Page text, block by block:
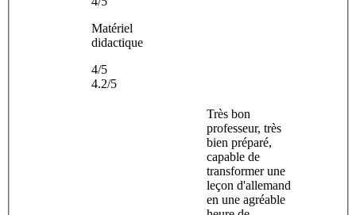
Matériel
didactique
4/5
4.2/5
Très bon
professeur, très
bien préparé,
capable de
transformer une
leçon d'allemand
en une agréable